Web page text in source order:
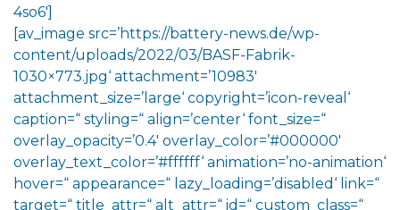
4so6′]
[av_image src=’https://battery-news.de/wp-
content/uploads/2022/03/BASF-Fabrik-
1030×773.jpg‘ attachment=’10983′
attachment_size=’large‘ copyright=’icon-reveal‘
caption=“ styling=“ align=’center‘ font_size=“
overlay_opacity=’0.4′ overlay_color=’#000000′
overlay_text_color=’#ffffff‘ animation=’no-animation‘
hover=“ appearance=“ lazy_loading=’disabled‘ link=“
target=“ title_attr=“ alt_attr=“ id=“ custom_class=“